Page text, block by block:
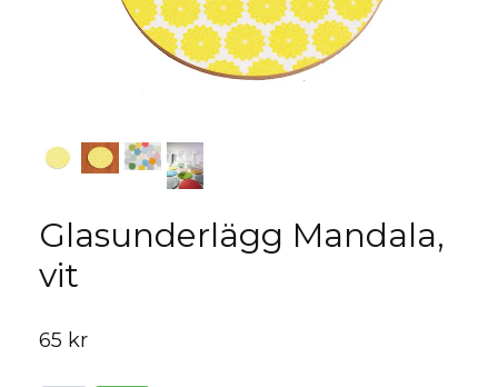
Glasunderlägg Mandala,
vit
65 kr